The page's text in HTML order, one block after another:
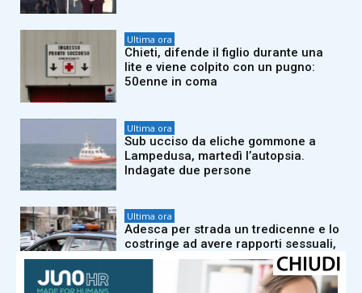
Ultima ora
Chieti, difende il figlio durante una
lite e viene colpito con un pugno:
50enne in coma
Ultima ora
Sub ucciso da eliche gommone a
Lampedusa, martedì l’autopsia.
Indagate due persone
Ultima ora
Adesca per strada un tredicenne e lo
costringe ad avere rapporti sessuali,
arrestato 36enne